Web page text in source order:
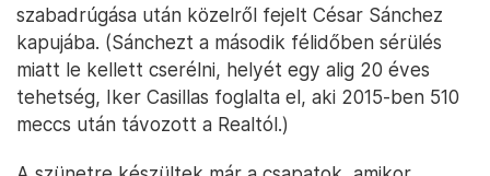
szabadrúgása után közelről fejelt César Sánchez
kapujába. (Sánchezt a második félidőben sérülés
miatt le kellett cserélni, helyét egy alig 20 éves
tehetség, Iker Casillas foglalta el, aki 2015-ben 510
meccs után távozott a Realtól.)